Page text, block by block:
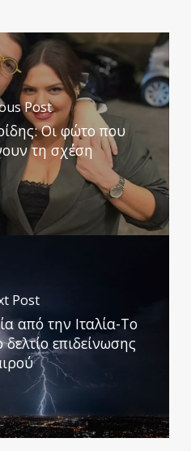
Post
Οι φώτο που
τη σχέση
Post
από την Ιταλία-Το
επιδείνωσης